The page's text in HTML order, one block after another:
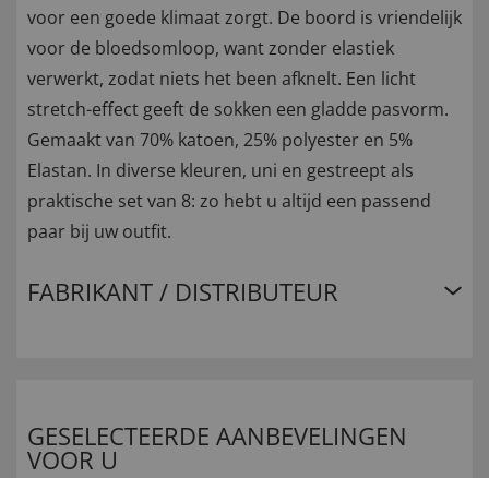
voor een goede klimaat zorgt. De boord is vriendelijk
voor de bloedsomloop, want zonder elastiek
verwerkt, zodat niets het been afknelt. Een licht
stretch-effect geeft de sokken een gladde pasvorm.
Gemaakt van 70% katoen, 25% polyester en 5%
Elastan. In diverse kleuren, uni en gestreept als
praktische set van 8: zo hebt u altijd een passend
paar bij uw outfit.
FABRIKANT / DISTRIBUTEUR
GESELECTEERDE AANBEVELINGEN
VOOR U